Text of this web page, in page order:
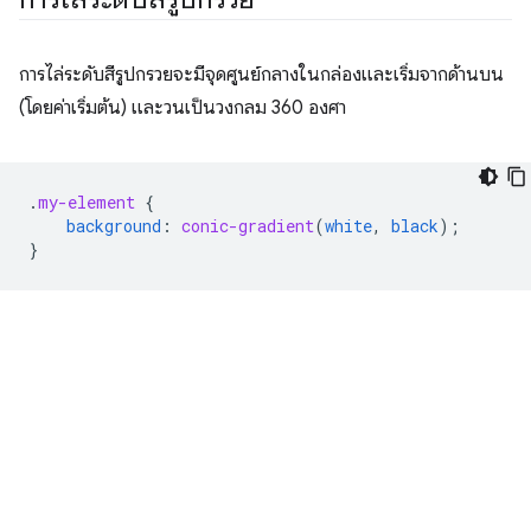
การไล่ระดับสีรูปกรวยจะมีจุดศูนย์กลางในกล่องและเริ่มจากด้านบน
(โดยค่าเริ่มต้น) และวนเป็นวงกลม 360 องศา
.my-element {
background : conic-gradient(white, black);
}